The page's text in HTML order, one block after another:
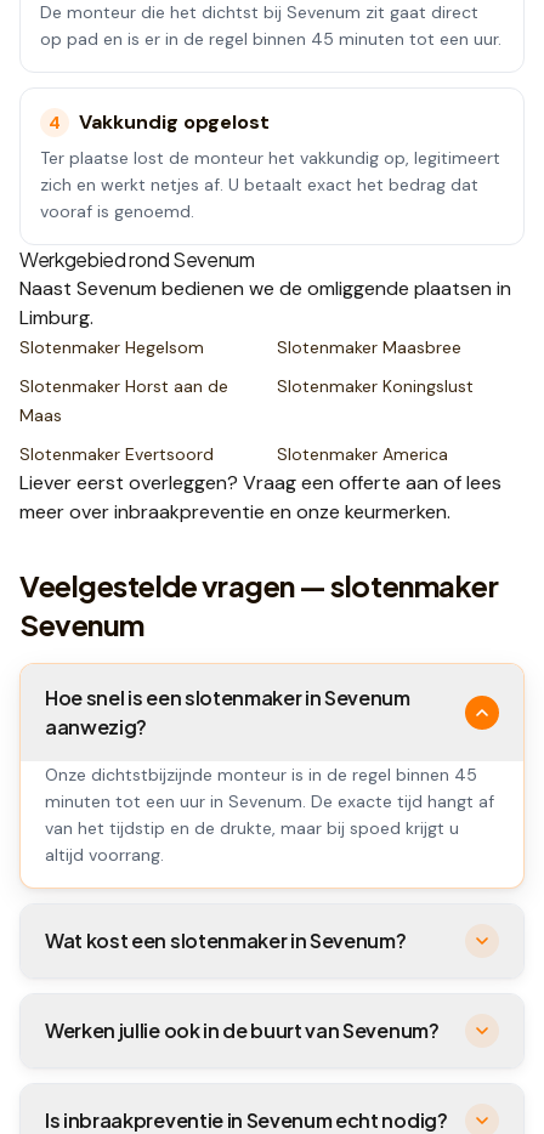
De monteur die het dichtst bij Sevenum zit gaat direct
op pad en is er in de regel binnen 45 minuten tot een uur.
4 Vakkundig opgelost
Ter plaatse lost de monteur het vakkundig op, legitimeert
zich en werkt netjes af. U betaalt exact het bedrag dat
vooraf is genoemd.
Werkgebied rondSevenum
Naast Sevenum bedienen we de omliggende plaatsen in
Limburg.
Slotenmaker Hegelsom Slotenmaker Maasbree
Slotenmaker Horst aan de
Maas
Slotenmaker Koningslust
Slotenmaker Evertsoord Slotenmaker America
Liever eerst overleggen? Vraag een offerte aan of lees
meer overinbraakpreventie en onze keurmerken.
Veelgestelde vragen — slotenmaker
Sevenum
Hoe snel is een slotenmaker in Sevenum
aanwezig?
Onze dichtstbijzijnde monteur is in de regel binnen 45
minuten tot een uur in Sevenum. De exacte tijd hangt af
van het tijdstip en de drukte, maar bij spoed krijgt u
altijd voorrang.
Wat kost een slotenmaker in Sevenum?
Werken jullie ook in de buurt van Sevenum?
Is inbraakpreventie in Sevenum echt nodig?